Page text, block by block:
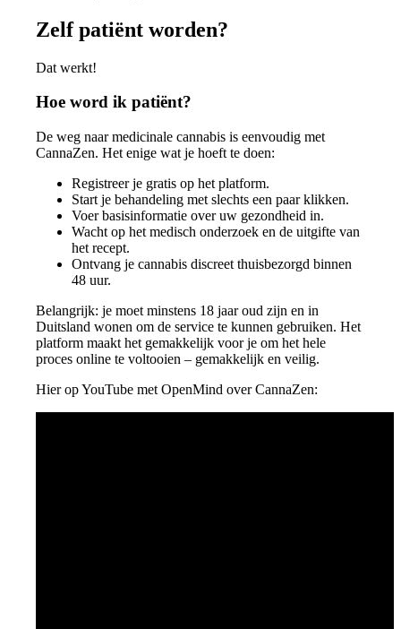
Zelf patiënt worden?
Dat werkt!
Hoe word ik patiënt?
De weg naar medicinale cannabis is eenvoudig met
CannaZen. Het enige wat je hoeft te doen:
Registreer je gratis op het platform.
Start je behandeling met slechts een paar klikken.
Voer basisinformatie over uw gezondheid in.
Wacht op het medisch onderzoek en de uitgifte van
het recept.
Ontvang je cannabis discreet thuisbezorgd binnen
48 uur.
Belangrijk: je moet minstens 18 jaar oud zijn en in
Duitsland wonen om de service te kunnen gebruiken. Het
platform maakt het gemakkelijk voor je om het hele
proces online te voltooien – gemakkelijk en veilig.
Hier op YouTube met OpenMind over CannaZen: